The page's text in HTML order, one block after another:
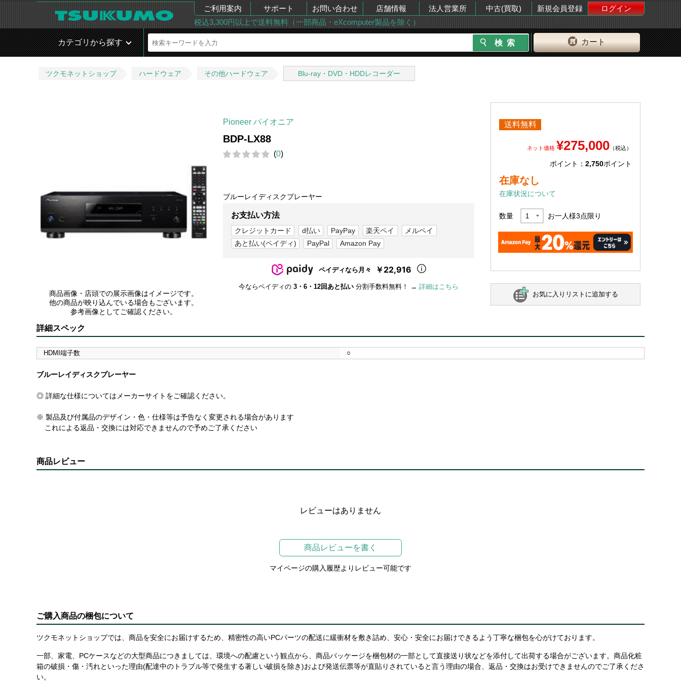
ご利用案内 サポート お問い合わせ 店舗情報 法人営業所 中古(買取) 新規会員登録
ログイン
税込3,300円以上で送料無料（一部商品・eXcomputer製品を除く）
カート
カテゴリから探す
ツクモネットショップ ハードウェア その他ハードウェア Blu-ray・DVD・HDDレコーダー
商品画像・店頭での展示画像はイメージです。
他の商品が映り込んでいる場合もございます。
参考画像としてご確認ください。
Pioneer パイオニア
BDP-LX88
(0)
ブルーレイディスクプレーヤー
お支払い方法
クレジットカード d払い PayPay 楽天ペイ
メルペイ
あと払い(ペイディ)
PayPal Amazon Pay
ペイディなら月々 ￥22,916
今ならペイディの 3・6・12回あと払い 分割手数料無料！ → 詳細はこちら
送料無料
ネット価格 ¥275,000 （税込）
ポイント： 2,750ポイント
在庫なし
在庫状況について
数量 お一人様3点限り
お気に入りリストに追加する
詳細スペック
HDMI端子数 ○
ブルーレイディスクプレーヤー
◎ 詳細な仕様についてはメーカーサイトをご確認ください。
※ 製品及び付属品のデザイン・色・仕様等は予告なく変更される場合があります
これによる返品・交換には対応できませんので予めご了承ください
商品レビュー
レビューはありません
商品レビューを書く
マイページの購入履歴よりレビュー可能です
ご購入商品の梱包について
ツクモネットショップでは、商品を安全にお届けするため、精密性の高いPCパーツの配送に緩衝材を敷き詰め、安心・安全にお届けできるよう丁寧な梱包を心がけております。
一部、家電、PCケースなどの大型商品につきましては、環境への配慮という観点から、商品パッケージを梱包材の一部として直接送り状などを添付して出荷する場合がございます。商品化粧
箱の破損・傷・汚れといった理由(配達中のトラブル等で発生する著しい破損を除き)および発送伝票等が直貼りされていると言う理由の場合、返品・交換はお受けできませんのでご了承くださ
い。